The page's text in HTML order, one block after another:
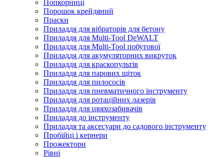
Попкорниці
Порошок крейдяний
Праски
Приладдя для вібраторів для бетону
Приладдя для Multi-Tool DeWALT
Приладдя для Multi-Tool побутової
Приладдя для акумуляторних викруток
Приладдя для краскопультів
Приладдя для парових щіток
Приладдя для пилососів
Приладдя для пневматичного інструменту
Приладдя для ротаційних лазерів
Приладдя для цвяхозабивачів
Приладдя до інструменту
Приладдя та аксесуари до садового інструменту
Пробійці і кернери
Прожектори
Рівні